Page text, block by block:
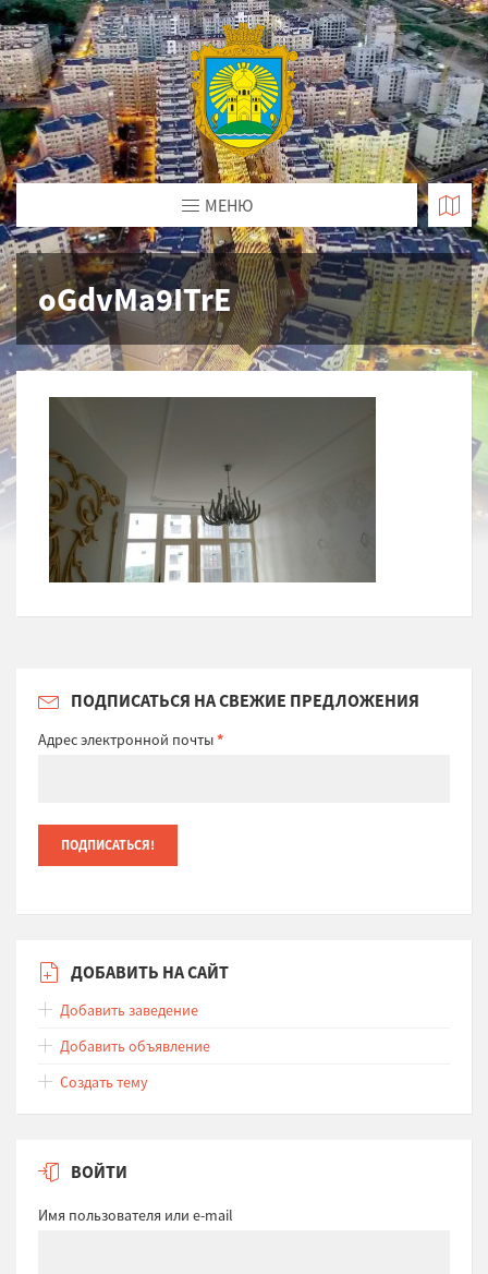
МЕНЮ
oGdvMa9ITrE
ПОДПИСАТЬСЯ НА СВЕЖИЕ ПРЕДЛОЖЕНИЯ
Адрес электронной почты*
ДОБАВИТЬ НА САЙТ
Добавить заведение
Добавить объявление
Создать тему
ВОЙТИ
Имя пользователя или e-mail